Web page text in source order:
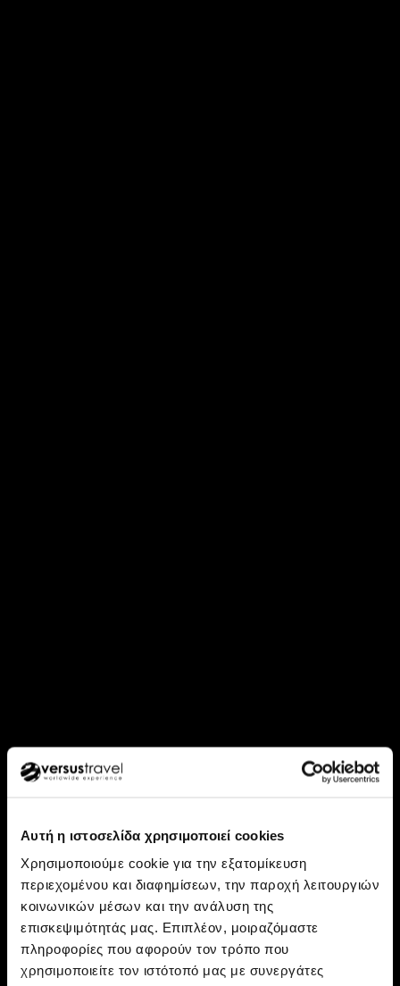
Αυτή η ιστοσελίδα χρησιμοποιεί cookies
Χρησιμοποιούμε cookie για την εξατομίκευση
περιεχομένου και διαφημίσεων, την παροχή λειτουργιών
κοινωνικών μέσων και την ανάλυση της
επισκεψιμότητάς μας. Επιπλέον, μοιραζόμαστε
πληροφορίες που αφορούν τον τρόπο που
χρησιμοποιείτε τον ιστότοπό μας με συνεργάτες
Ανακάλυψε: Τουρκία
Ίμβρος, Τένεδος – Ένα